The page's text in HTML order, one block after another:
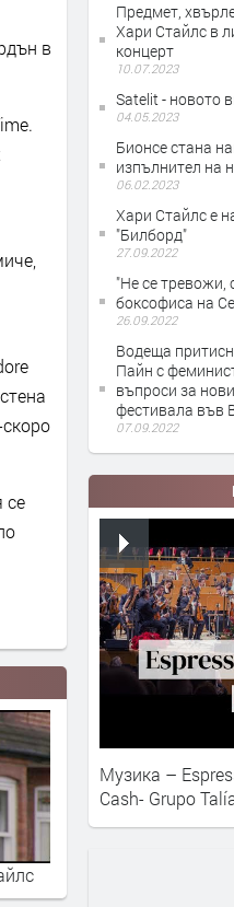
в
се
Предмет,
Хари Стайлс в
концерт
10.07.2023
Satelit - новото
04.05.2023
Бионсе стана
изпълнител на
06.02.2023
Хари Стайлс е
"Билборд"
27.09.2022
"Не се тревожи,
боксофиса на
26.09.2022
Водеща
Пайн с
въпроси за
фестивала във
07.09.2022
Музика –
Cash- Grupo